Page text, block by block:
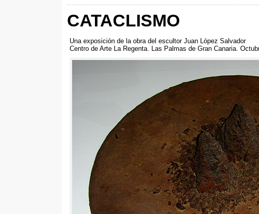
CATACLISMO
Una exposición de la obra del escultor Juan López Salvador
Centro de Arte La Regenta. Las Palmas de Gran Canaria.